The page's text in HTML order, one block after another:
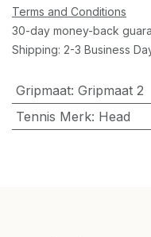
Terms and Conditions
30-day money-back
Shipping: 2-3 Business
Gripmaat: Gripmaat 2
Tennis Merk: Head